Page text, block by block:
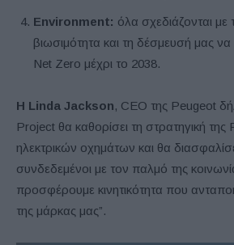
Environment: όλα σχεδιάζονται με
βιωσιμότητα και τη δέσμευσή μας
Net Zero μέχρι το 2038.
Η Linda Jackson, CEO της Peugeot
Project θα καθορίσει τη στρατηγική
ηλεκτρικών οχημάτων και θα
συνδεδεμένοι με τον παλμό της
προσφέρουμε κινητικότητα που
της μάρκας μας”.